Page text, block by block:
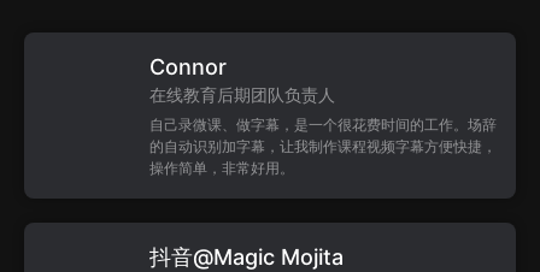
Connor
在线教育后期团队负责人
自己录微课、做字幕，是一个很花费时间的工作。场辞
的自动识别加字幕，让我制作课程视频字幕方便快捷，
操作简单，非常好用。
抖音@Magic Mojita